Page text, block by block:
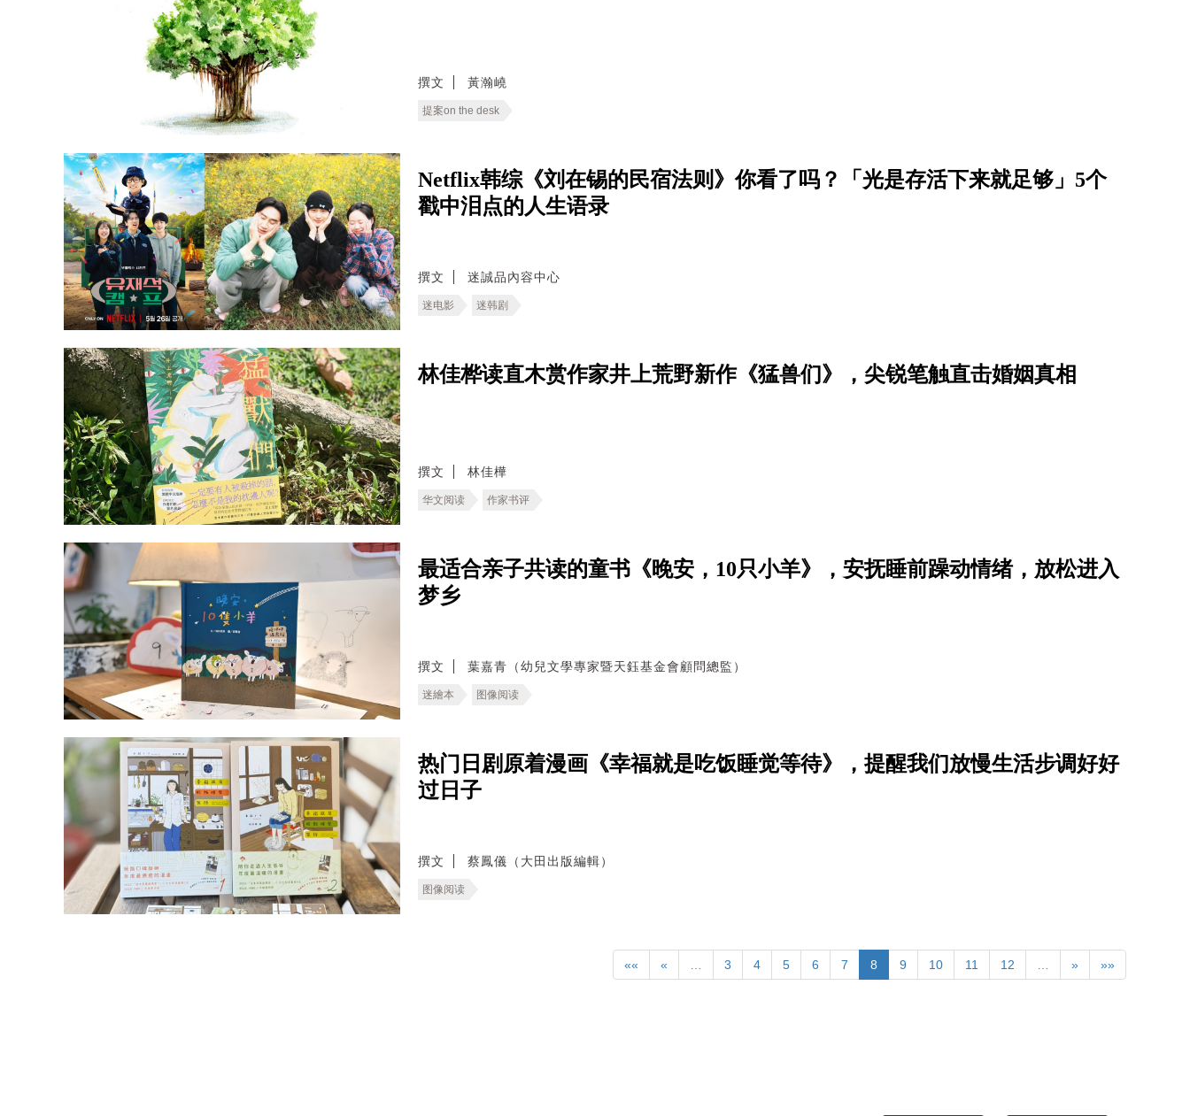
撰文 黃瀚嶢
提案on the desk
Netflix韩综《刘在锡的民宿法则》你看了吗？「光是存活下来就足够」5个
戳中泪点的人生语录
撰文 迷誠品內容中心
迷电影 迷韩剧
林佳桦读直木赏作家井上荒野新作《猛兽们》，尖锐笔触直击婚姻真相
撰文 林佳樺
华文阅读 作家书评
最适合亲子共读的童书《晚安，10只小羊》，安抚睡前躁动情绪，放松进入
梦乡
撰文 葉嘉青（幼兒文學專家暨天鈺基金會顧問總監）
迷繪本 图像阅读
热门日剧原着漫画《幸福就是吃饭睡觉等待》，提醒我们放慢生活步调好好
过日子
撰文 蔡鳳儀（大田出版編輯）
图像阅读
«« « … 3 4 5 6 7 8 9 10 11 12 … » »»